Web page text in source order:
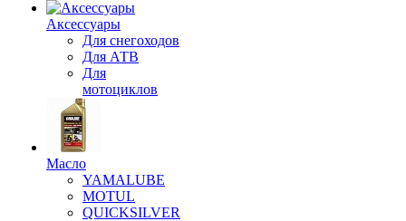
Аксессуары
Для снегоходов
Для АТВ
Для
мотоциклов
Масло
YAMALUBE
MOTUL
QUICKSILVER